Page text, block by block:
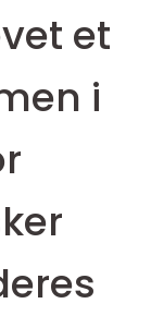
et
i